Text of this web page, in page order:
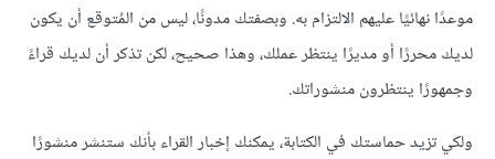
موعدًا نهائيًا عليهم الالتزام به. وبصفتك مدونًا، ليس من المُتوقع أن يكون
لديك محررًا أو مديرًا ينتظر عملك، وهذا صحيح، لكن تذكر أن لديك قراءً
وجمهورًا ينتظرون منشوراتك.
ولكي تزيد حماستك في الكتابة، يمكنك إخبار القراء بأنك ستنشر منشورًا